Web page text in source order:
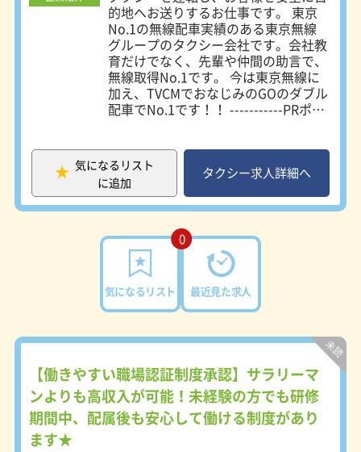
っかり身につきます。研修中も日給保
証があるため、収入面の不安なく取り
組めるのもポイント。さらに、実際の
乗務では経験豊富な管理者が同乗し、
接客や運転のコツを丁寧に指導しま
す。「タクシーは初めて」という方で
も、無理なく独り立ちできる環境が整
っています。 ＜多様なキャリアパス
一般乗務員から優良乗務員、エキスパ
ートドライバーへとステップアップで
きる評価制度を整備。さらに、国家資
格が必要な運行管理者など、管理職へ
のキャリアも目指せます。「運転スキ
ルを極めたい」「将来はマネジメント
に挑戦したい」など、一人ひとりの志
向に応じた成長が可能です。長期的な
キャリア形成を見据えて働ける点も、
大きな魅力のひとつです。
的地へお送りするお仕事です。 東京
No.1の無線配車実績のある東京無線
グループのタクシー会社です。会社教
育だけでなく、先輩や仲間の助言で、
無線取得No.1です。 今は東京無線に
加え、TVCMでおなじみのGOのダブル
配車でNo.1です！！ -----------PRポイ
都内タクシー会社・東京無線内の平均
売上トップクラスで創業以来60年
間、コロナ渦でも無借金経営です。
東京タクシーセンター31年連続優良
くグリーン経営10年以上登録により
金賞受賞、更に働きやすい職場環境の
三ツ星（全国タクシー事業者７社の
み）を獲得しました！ 【職場環境】
採用者の90％以上が養成乗務員で
す。 個人を尊重したコミュニケーシ
ョンと、家族的雰囲気を大事にした職
場環境を整えています。 乗務員を第
一に考えた経営方針になってます。
また、クラブ活動（ゴルフ部、野球
部、テニス部等）も盛んに行われてお
り、乗務員同士の交流も盛んです。
【車両環境】 全車両ジャパンタクシ
気になるリスト
に追加
タクシー求人詳細へ
0
気になるリスト 最近見た求人
【働きやすい職場認証制度承認】サラリーマ
ンよりも高収入が可能！未経験の方でも研修
期間中、配属後も安心して働ける制度があり
ます★